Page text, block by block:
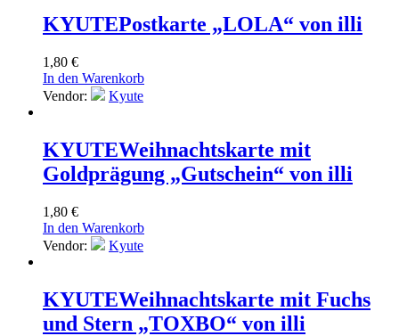
KYUTEPostkarte „LOLA“ von illi
1,80 €
In den Warenkorb
Vendor:
Kyute
KYUTEWeihnachtskarte mit
Goldprägung „Gutschein“ von illi
1,80 €
In den Warenkorb
Vendor:
Kyute
KYUTEWeihnachtskarte mit Fuchs
und Stern „TOXBO“ von illi